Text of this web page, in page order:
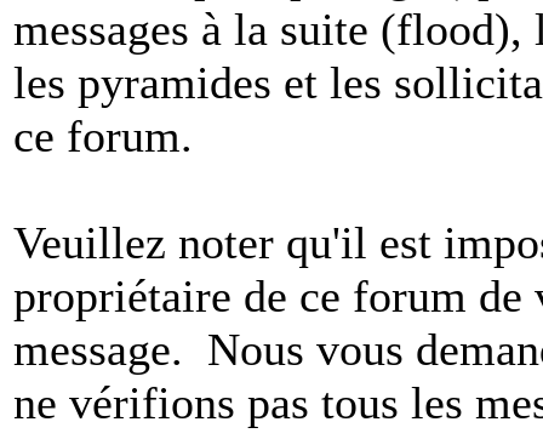
messages à la suite
les pyramides et les
ce forum.
Veuillez noter qu'il est
propriétaire de ce forum
message. Nous vous
ne vérifions pas tous les